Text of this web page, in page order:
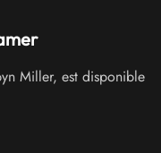
Miller, est disponible